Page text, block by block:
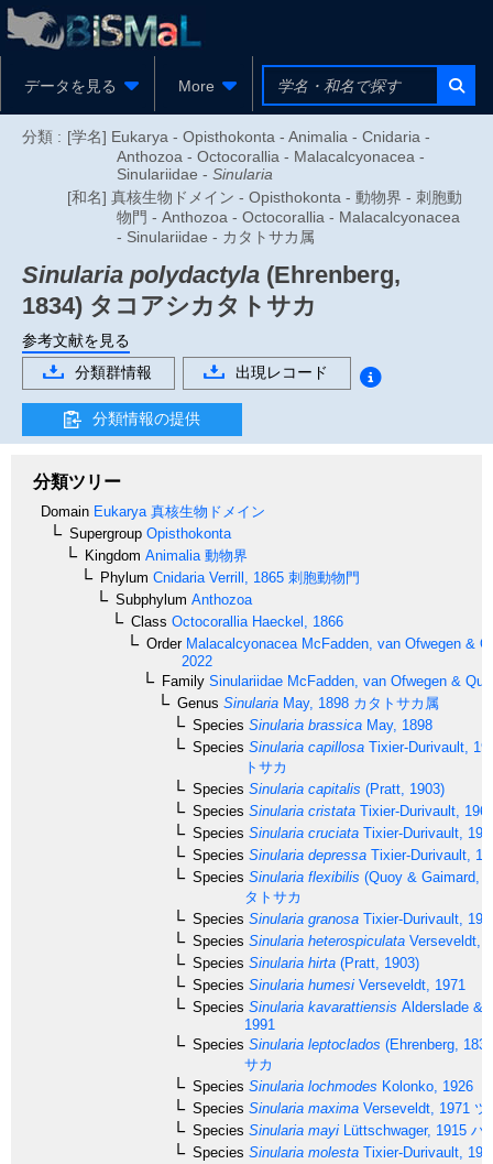
データを見る More
分類 : [学名] Eukarya - Opisthokonta - Animalia - Cnidaria -
Anthozoa - Octocorallia - Malacalcyonacea -
Sinulariidae - Sinularia
[和名] 真核生物ドメイン - Opisthokonta - 動物界 - 刺胞動
物門 - Anthozoa - Octocorallia - Malacalcyonacea
- Sinulariidae - カタトサカ属
Sinularia polydactyla (Ehrenberg,
1834) タコアシカタトサカ
参考文献を見る
分類群情報
出現レコード
分類情報の提供
分類ツリー
Domain Eukarya 真核生物ドメイン
Supergroup Opisthokonta
Kingdom Animalia 動物界
Phylum Cnidaria Verrill, 1865 刺胞動物門
Subphylum Anthozoa
Class Octocorallia Haeckel, 1866
OrderMalacalcyonacea McFadden, van Ofwegen &
2022
Family Sinulariidae McFadden, van Ofwegen &
Genus Sinularia May, 1898 カタトサカ属
Species Sinularia brassica May, 1898
Species Sinularia capillosa Tixier-Durivault,
トサカ
Species Sinularia capitalis (Pratt, 1903)
Species Sinularia cristata Tixier-Durivault,
Species Sinularia cruciata Tixier-Durivault,
Species Sinularia depressa Tixier-Durivault,
Species Sinularia flexibilis (Quoy & Gaimard,
タトサカ
Species Sinularia granosa Tixier-Durivault,
Species Sinularia heterospiculata Verseveldt,
Species Sinularia hirta (Pratt, 1903)
Species Sinularia humesi Verseveldt, 1971
Species Sinularia kavarattiensis Alderslade &
1991
Species Sinularia leptoclados (Ehrenberg,
サカ
Species Sinularia lochmodes Kolonko, 1926
Species Sinularia maxima Verseveldt, 1971 ツ
Species Sinularia mayi Lüttschwager, 1915 ハ
Species Sinularia molesta Tixier-Durivault,